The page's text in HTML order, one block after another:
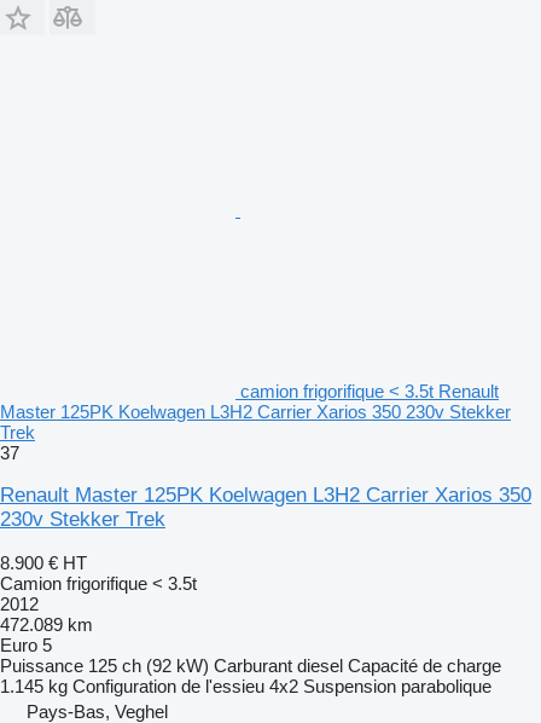
camion frigorifique < 3.5t Renault
Master 125PK Koelwagen L3H2 Carrier Xarios 350 230v Stekker
Trek
37
Renault Master 125PK Koelwagen L3H2 Carrier Xarios 350
230v Stekker Trek
8.900 € HT
Camion frigorifique < 3.5t
2012
472.089 km
Euro 5
Puissance 125 ch (92 kW) Carburant diesel Capacité de charge
1.145 kg Configuration de l'essieu 4x2 Suspension parabolique
Pays-Bas, Veghel